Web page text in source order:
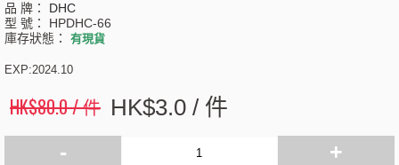
品 牌： DHC
型 號： HPDHC-66
庫存狀態： 有現貨
EXP:2024.10
HK$80.0 / 件 HK$3.0 / 件
- +